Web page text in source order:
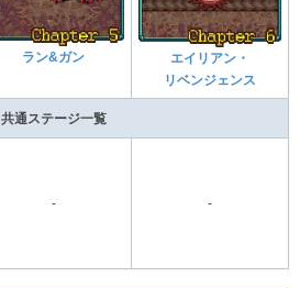
ラン&ガン
エイリアン・
リベンジェンス
共通ステージ一覧
- -